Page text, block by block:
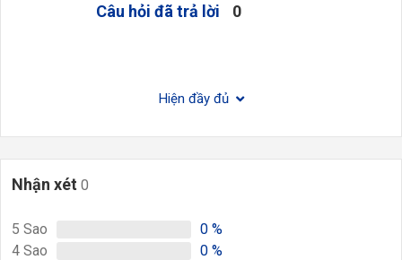
Câu hỏi đã trả lời 0
Hiện đầy đủ
Nhận xét 0
5 Sao 0 %
4 Sao 0 %